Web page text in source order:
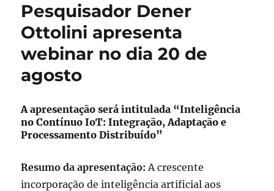
Pesquisador Dener
Ottolini apresenta
webinar no dia 20 de
agosto
A apresentação será intitulada “Inteligência
no Contínuo IoT: Integração, Adaptação e
Processamento Distribuído”
Resumo da apresentação: A crescente
incorporação de inteligência artificial aos